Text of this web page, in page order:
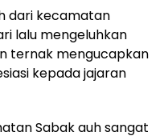
dari kecamatan
lalu mengeluhkan
ternak mengucapkan
kepada jajaran
Sabak auh sangat